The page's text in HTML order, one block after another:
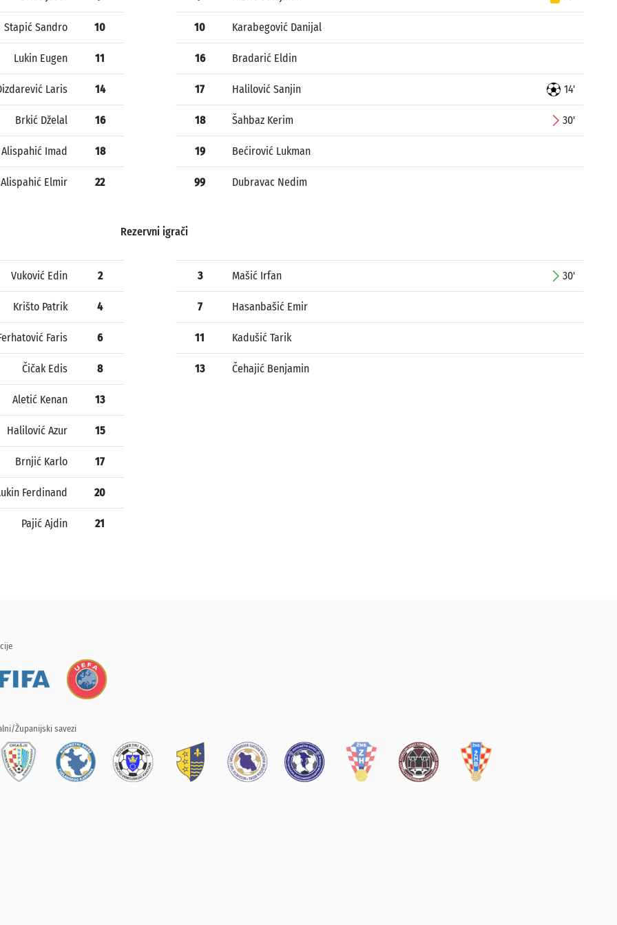
Stapić Sandro 10
Lukin Eugen 11
Laris 14
Brkić Dželal 16
Alispahić Imad 18
Alispahić Elmir 22
10 Karabegović Danijal
16 Bradarić Eldin
17 Halilović Sanjin 14'
18 Šahbaz Kerim 30'
19 Bećirović Lukman
99 Dubravac Nedim
Rezervni igrači
Vuković Edin 2
Krišto Patrik 4
Faris 6
Čičak Edis 8
Aletić Kenan 13
Halilović Azur 15
Brnjić Karlo 17
Ferdinand 20
Pajić Ajdin 21
3 Mašić Irfan 30'
7 Hasanbašić Emir
11 Kadušić Tarik
13 Čehajić Benjamin
Županijski savezi